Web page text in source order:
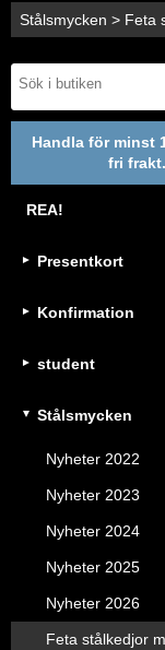
Stålsmycken > Feta
Handla för minst
fri frakt.
REA!
Presentkort
Konfirmation
student
Stålsmycken
Nyheter 2022
Nyheter 2023
Nyheter 2024
Nyheter 2025
Nyheter 2026
Feta stålkedjor